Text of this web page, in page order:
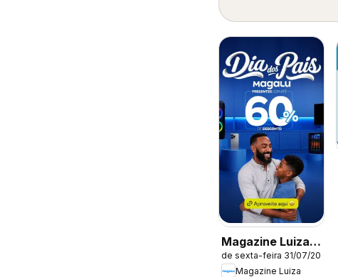
Magazine Luiza
ofertas
de sexta-feira 31/07/2026
Magazine Luiza